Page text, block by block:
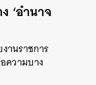
‘อำนาจ
านราชการ
ความบาง